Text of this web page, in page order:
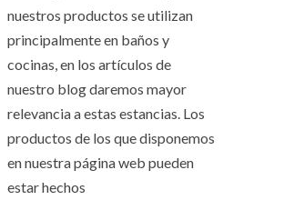
nuestros productos se utilizan
principalmente en baños y
cocinas, en los artículos de
nuestro blog daremos mayor
relevancia a estas estancias. Los
productos de los que disponemos
en nuestra página web pueden
estar hechos